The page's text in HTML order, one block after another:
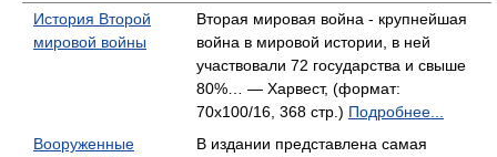
История Второй
мировой войны
Вторая мировая война - крупнейшая
война в мировой истории, в ней
участвовали 72 государства и свыше
80%… — Харвест, (формат:
70x100/16, 368 стр.) Подробнее...
Вооруженные
В издании представлена самая